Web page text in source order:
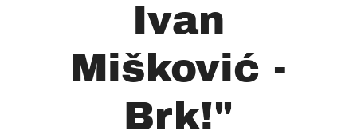
Ivan
Mišković -
Brk!"